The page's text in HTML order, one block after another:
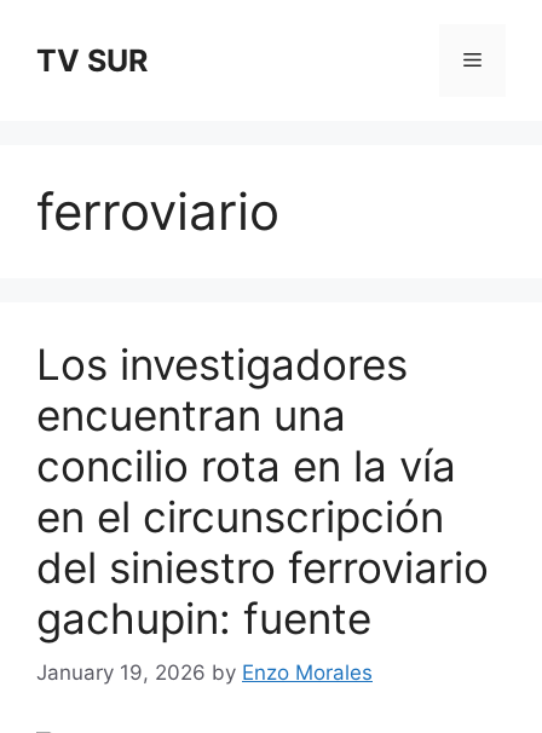
contentTV SUR Menu
ferroviario
Los investigadores
encuentran una
concilio rota en la vía
en el circunscripción
del siniestro ferroviario
gachupin: fuente
January 19, 2026 by Enzo Morales